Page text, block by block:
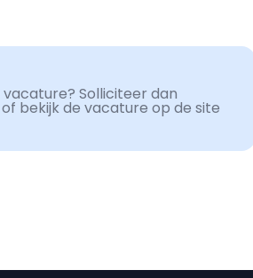
Solliciteer dan
bekijk de vacature op de site